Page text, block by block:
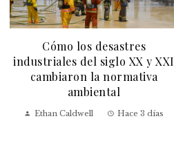
Cómo los desastres
industriales del siglo XX y XXI
cambiaron la normativa
ambiental
Ethan Caldwell Hace 3 días